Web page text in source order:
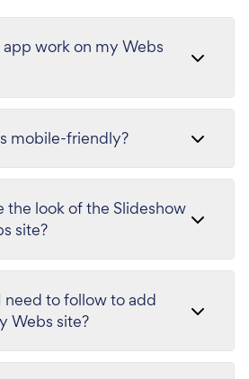
work on my Webs
mobile-friendly?
the look of the Slideshow
site?
need to follow to add
Webs site?